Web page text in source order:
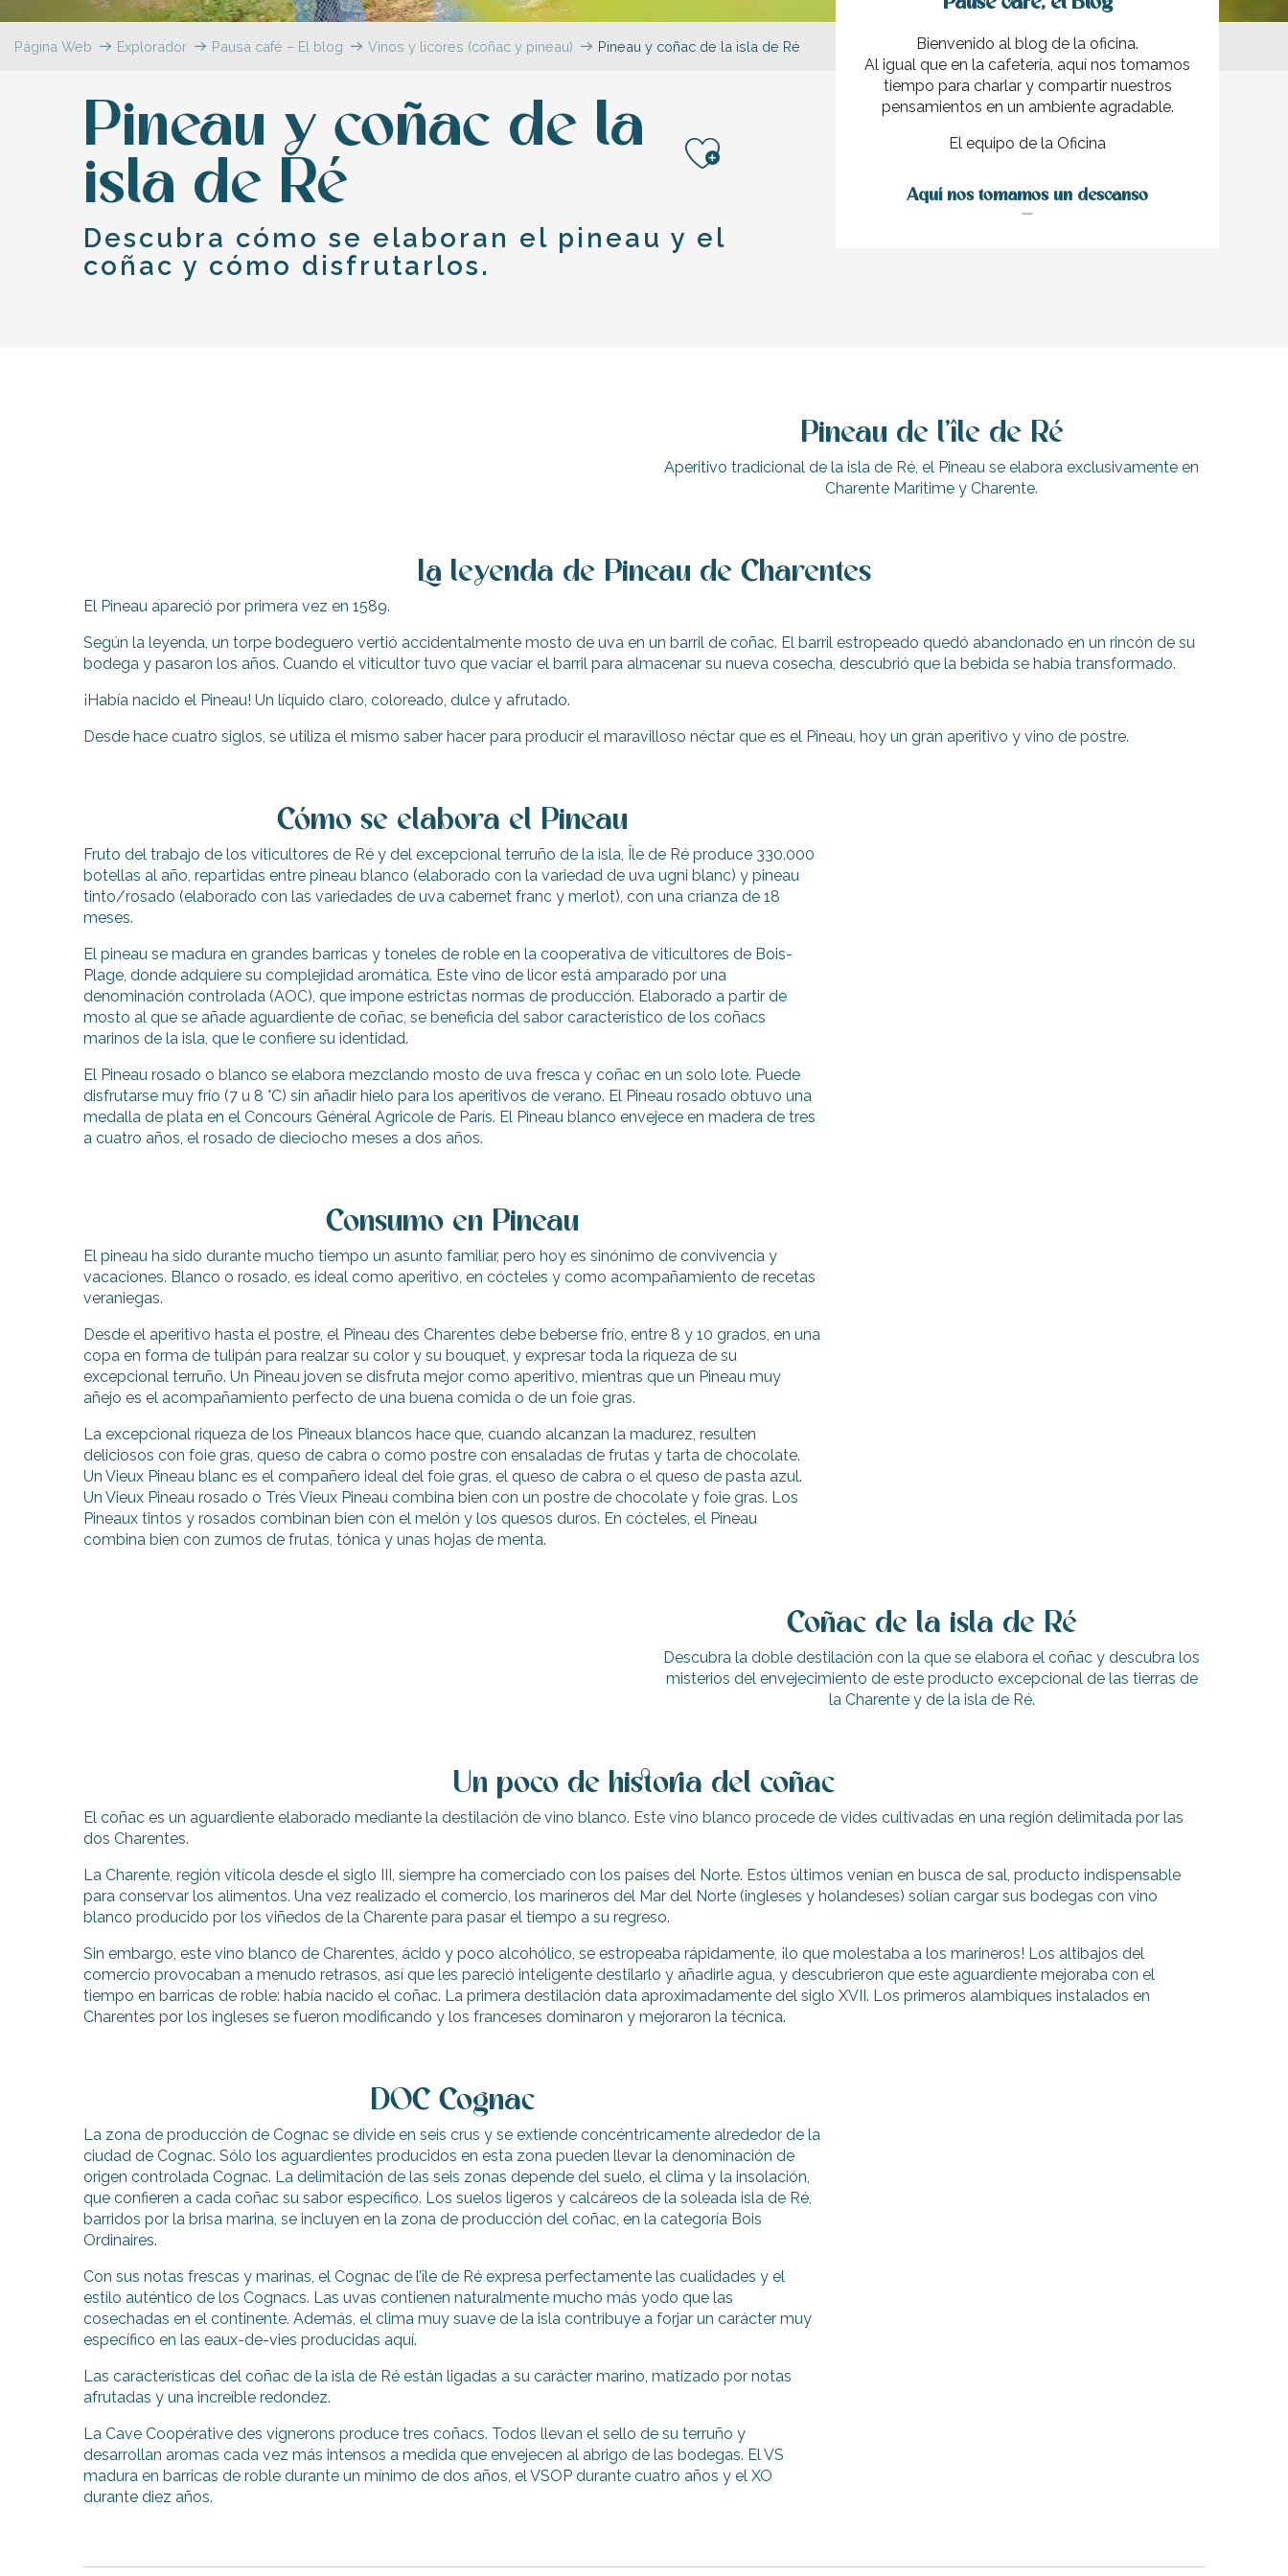
en-Ré
Plage
Martin-de-Ré
Marie-de-Ré
Página Web Explorador Pausa café – El blog Vinos y licores (coñac y pineau) Pineau y coñac de la isla de Ré
Pineau y coñac de la
isla de Ré
Ajouter aux favoris
Descubra cómo se elaboran el pineau y el
coñac y cómo disfrutarlos.
Bienvenido al blog de la oficina.
Al igual que en la cafetería, aquí nos tomamos
tiempo para charlar y compartir nuestros
pensamientos en un ambiente agradable.
El equipo de la Oficina
Aquí nos tomamos un descanso
Pineau de l’île de Ré
Aperitivo tradicional de la isla de Ré, el Pineau se elabora exclusivamente en
Charente Maritime y Charente.
La leyenda de Pineau de Charentes
El Pineau apareció por primera vez en 1589.
Según la leyenda, un torpe bodeguero vertió accidentalmente mosto de uva en un barril de coñac. El barril estropeado quedó abandonado en un rincón de su
bodega y pasaron los años. Cuando el viticultor tuvo que vaciar el barril para almacenar su nueva cosecha, descubrió que la bebida se había transformado.
¡Había nacido el Pineau! Un líquido claro, coloreado, dulce y afrutado.
Desde hace cuatro siglos, se utiliza el mismo saber hacer para producir el maravilloso néctar que es el Pineau, hoy un gran aperitivo y vino de postre.
Cómo se elabora el Pineau
Fruto del trabajo de los viticultores de Ré y del excepcional terruño de la isla, Île de Ré produce 330.000
botellas al año, repartidas entre pineau blanco (elaborado con la variedad de uva ugni blanc) y pineau
tinto/rosado (elaborado con las variedades de uva cabernet franc y merlot), con una crianza de 18
meses.
El pineau se madura en grandes barricas y toneles de roble en la cooperativa de viticultores de Bois-
Plage, donde adquiere su complejidad aromática. Este vino de licor está amparado por una
denominación controlada (AOC), que impone estrictas normas de producción. Elaborado a partir de
mosto al que se añade aguardiente de coñac, se beneficia del sabor característico de los coñacs
marinos de la isla, que le confiere su identidad.
El Pineau rosado o blanco se elabora mezclando mosto de uva fresca y coñac en un solo lote. Puede
disfrutarse muy frío (7 u 8 °C) sin añadir hielo para los aperitivos de verano. El Pineau rosado obtuvo una
medalla de plata en el Concours Général Agricole de París. El Pineau blanco envejece en madera de tres
a cuatro años, el rosado de dieciocho meses a dos años.
Consumo en Pineau
El pineau ha sido durante mucho tiempo un asunto familiar, pero hoy es sinónimo de convivencia y
vacaciones. Blanco o rosado, es ideal como aperitivo, en cócteles y como acompañamiento de recetas
veraniegas.
Desde el aperitivo hasta el postre, el Pineau des Charentes debe beberse frío, entre 8 y 10 grados, en una
copa en forma de tulipán para realzar su color y su bouquet, y expresar toda la riqueza de su
excepcional terruño. Un Pineau joven se disfruta mejor como aperitivo, mientras que un Pineau muy
añejo es el acompañamiento perfecto de una buena comida o de un foie gras.
La excepcional riqueza de los Pineaux blancos hace que, cuando alcanzan la madurez, resulten
deliciosos con foie gras, queso de cabra o como postre con ensaladas de frutas y tarta de chocolate.
Un Vieux Pineau blanc es el compañero ideal del foie gras, el queso de cabra o el queso de pasta azul.
Un Vieux Pineau rosado o Très Vieux Pineau combina bien con un postre de chocolate y foie gras. Los
Pineaux tintos y rosados combinan bien con el melón y los quesos duros. En cócteles, el Pineau
combina bien con zumos de frutas, tónica y unas hojas de menta.
Coñac de la isla de Ré
Descubra la doble destilación con la que se elabora el coñac y descubra los
misterios del envejecimiento de este producto excepcional de las tierras de
la Charente y de la isla de Ré.
Un poco de historia del coñac
El coñac es un aguardiente elaborado mediante la destilación de vino blanco. Este vino blanco procede de vides cultivadas en una región delimitada por las
dos Charentes.
La Charente, región vitícola desde el siglo III, siempre ha comerciado con los países del Norte. Estos últimos venían en busca de sal, producto indispensable
para conservar los alimentos. Una vez realizado el comercio, los marineros del Mar del Norte (ingleses y holandeses) solían cargar sus bodegas con vino
blanco producido por los viñedos de la Charente para pasar el tiempo a su regreso.
Sin embargo, este vino blanco de Charentes, ácido y poco alcohólico, se estropeaba rápidamente, ¡lo que molestaba a los marineros! Los altibajos del
comercio provocaban a menudo retrasos, así que les pareció inteligente destilarlo y añadirle agua, y descubrieron que este aguardiente mejoraba con el
tiempo en barricas de roble: había nacido el coñac. La primera destilación data aproximadamente del siglo XVII. Los primeros alambiques instalados en
Charentes por los ingleses se fueron modificando y los franceses dominaron y mejoraron la técnica.
DOC Cognac
La zona de producción de Cognac se divide en seis crus y se extiende concéntricamente alrededor de la
ciudad de Cognac. Sólo los aguardientes producidos en esta zona pueden llevar la denominación de
origen controlada Cognac. La delimitación de las seis zonas depende del suelo, el clima y la insolación,
que confieren a cada coñac su sabor específico. Los suelos ligeros y calcáreos de la soleada isla de Ré,
barridos por la brisa marina, se incluyen en la zona de producción del coñac, en la categoría Bois
Ordinaires.
Con sus notas frescas y marinas, el Cognac de l’île de Ré expresa perfectamente las cualidades y el
estilo auténtico de los Cognacs. Las uvas contienen naturalmente mucho más yodo que las
cosechadas en el continente. Además, el clima muy suave de la isla contribuye a forjar un carácter muy
específico en las eaux-de-vies producidas aquí.
Las características del coñac de la isla de Ré están ligadas a su carácter marino, matizado por notas
afrutadas y una increíble redondez.
La Cave Coopérative des vignerons produce tres coñacs. Todos llevan el sello de su terruño y
desarrollan aromas cada vez más intensos a medida que envejecen al abrigo de las bodegas. El VS
madura en barricas de roble durante un mínimo de dos años, el VSOP durante cuatro años y el XO
durante diez años.